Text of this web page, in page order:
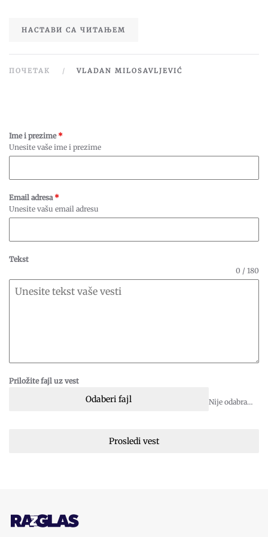
НАСТАВИ СА ЧИТАЊЕМ
ПОЧЕТАК VLADAN MILOSAVLJEVIĆ
Ime i prezime *
Unesite vaše ime i prezime
Email adresa *
Unesite vašu email adresu
Tekst
0 / 180
Priložite fajl uz vest
Odaberi fajl Nije odabran fajl
Prosledi vest